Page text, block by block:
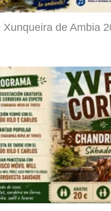
Xunqueira de Ambia